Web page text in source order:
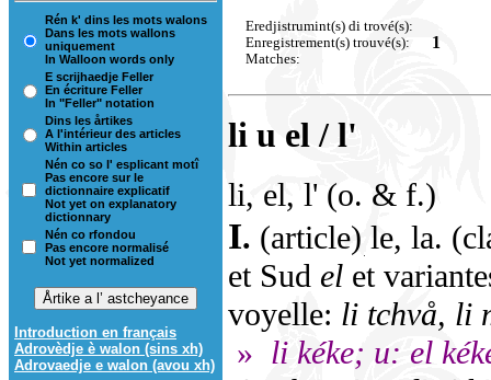
Rén k' dins les mots walons
Dans les mots wallons
uniquement
In Walloon words only
E scrijhaedje Feller
En écriture Feller
In "Feller" notation
Dins les årtikes
A l'intérieur des articles
Within articles
Nén co so l' esplicant motî
Pas encore sur le
dictionnaire explicatif
Not yet on explanatory
dictionnary
Nén co rfondou
Pas encore normalisé
Not yet normalized
Introduction en français
Adrovèdje è walon (sins xh)
Adrovaedje e walon (avou xh)
Eredjistrumint(s) di trové(s):
Enregistrement(s) trouvé(s):
Matches:
1
li u el / l'
li, el, l' (o. & f.)
I. (article) le, la.
et Sud el et
voyelle: li tchvå, li
» li kéke; u: el